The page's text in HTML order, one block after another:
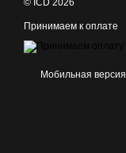
© ICD 2026
Принимаем к оплате
Мобильная версия